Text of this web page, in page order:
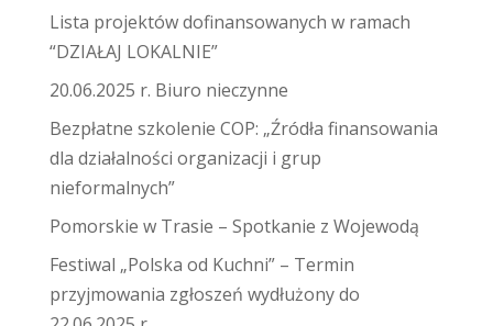
Lista projektów dofinansowanych w ramach
“DZIAŁAJ LOKALNIE”
20.06.2025 r. Biuro nieczynne
Bezpłatne szkolenie COP: „Źródła finansowania
dla działalności organizacji i grup
nieformalnych”
Pomorskie w Trasie – Spotkanie z Wojewodą
Festiwal „Polska od Kuchni” – Termin
przyjmowania zgłoszeń wydłużony do